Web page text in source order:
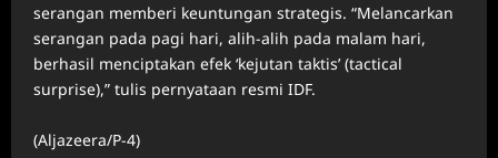
serangan memberi keuntungan strategis. “Melancarkan
serangan pada pagi hari, alih-alih pada malam hari,
berhasil menciptakan efek ‘kejutan taktis’ (tactical
surprise),” tulis pernyataan resmi IDF.
(Aljazeera/P-4)